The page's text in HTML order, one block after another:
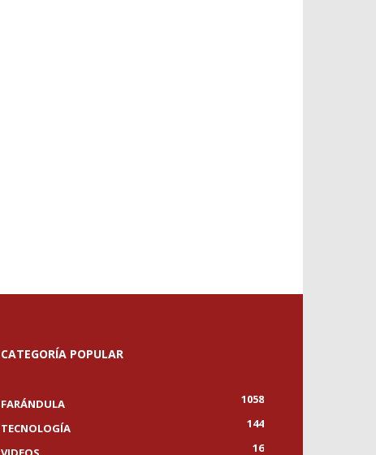
CATEGORÍA POPULAR
FARÁNDULA
1058
TECNOLOGÍA
144
16